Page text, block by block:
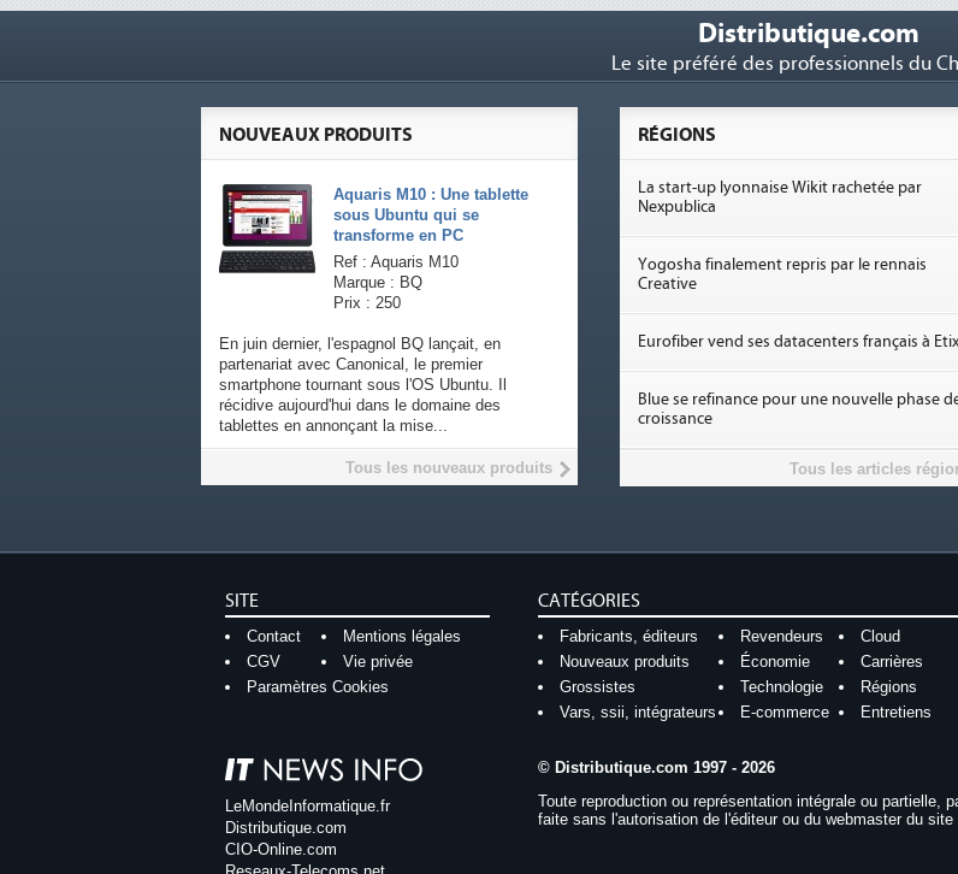
Distributique.com
Le site préféré des professionnels du
NOUVEAUX PRODUITS
Aquaris M10 : Une tablette
sous Ubuntu qui se
transforme en PC
Ref : Aquaris M10
Marque : BQ
Prix : 250
En juin dernier, l'espagnol BQ lançait, en
partenariat avec Canonical, le premier
smartphone tournant sous l'OS Ubuntu. Il
récidive aujourd'hui dans le domaine des
tablettes en annonçant la mise...
Tous les nouveaux produits
RÉGIONS
La start-up lyonnaise Wikit rachetée par
Nexpublica
Yogosha finalement repris par le rennais
Creative
Eurofiber vend ses datacenters français à Etix
Blue se refinance pour une nouvelle phase
croissance
Tous les articles
SITE
Contact
Mentions légales
CGV
Vie privée
Paramètres Cookies
CATÉGORIES
Fabricants, éditeurs Revendeurs Cloud
Nouveaux produits
Économie Carrières
Grossistes
Technologie
Régions
Vars, ssii, intégrateurs
E-commerce Entretiens
LeMondeInformatique.fr
Distributique.com
CIO-Online.com
© Distributique.com 1997 - 2026
Toute reproduction ou représentation intégrale ou partielle,
faite sans l'autorisation de l'éditeur ou du webmaster du